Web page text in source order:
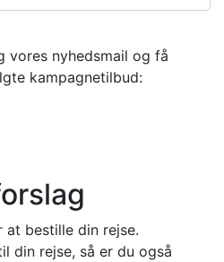
vores nyhedsmail og få
kampagnetilbud:
at bestille din rejse.
din rejse, så er du også